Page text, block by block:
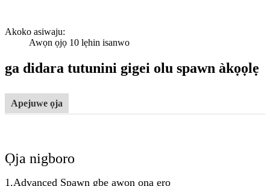
Akoko asiwaju:
Awọn ọjọ 10 lẹhin isanwo
ga didara tutunini gigei olu spawn àkọọlẹ
Apejuwe ọja
Ọja nigboro
1.Advanced Spawn gbe awọn ọna ẹrọ